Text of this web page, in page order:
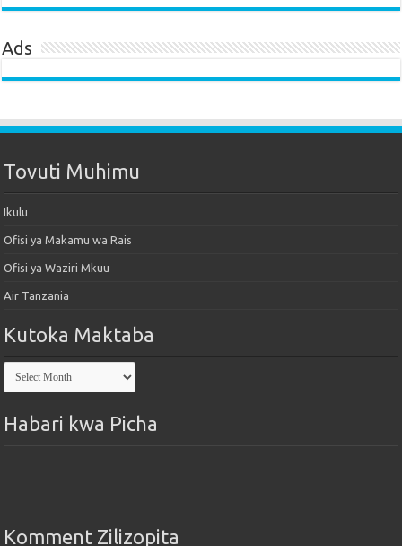
Ads
Tovuti Muhimu
Ikulu
Ofisi ya Makamu wa Rais
Ofisi ya Waziri Mkuu
Air Tanzania
Kutoka Maktaba
Kutoka
Maktaba
Habari kwa Picha
Komment Zilizopita